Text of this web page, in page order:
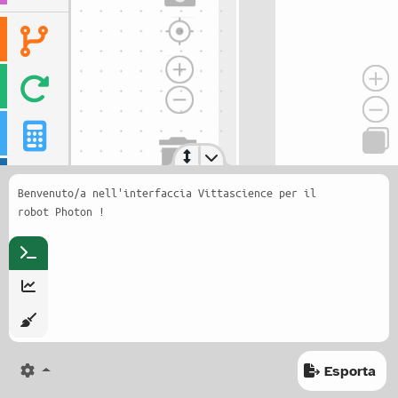
Benvenuto/a nell'interfaccia Vittascience per il
robot Photon !
Esporta